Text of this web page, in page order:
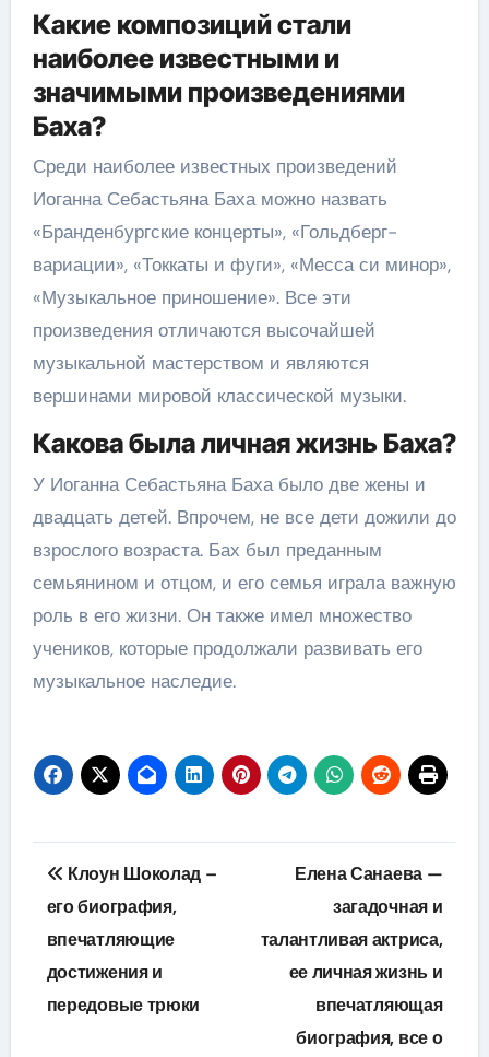
Какие композиций стали
наиболее известными и
значимыми произведениями
Баха?
Среди наиболее известных произведений
Иоганна Себастьяна Баха можно назвать
«Бранденбургские концерты», «Гольдберг-
вариации», «Токкаты и фуги», «Месса си минор»,
«Музыкальное приношение». Все эти
произведения отличаются высочайшей
музыкальной мастерством и являются
вершинами мировой классической музыки.
Какова была личная жизнь Баха?
У Иоганна Себастьяна Баха было две жены и
двадцать детей. Впрочем, не все дети дожили до
взрослого возраста. Бах был преданным
семьянином и отцом, и его семья играла важную
роль в его жизни. Он также имел множество
учеников, которые продолжали развивать его
музыкальное наследие.
Навигация
по
записям
Клоун Шоколад –
его биография,
впечатляющие
достижения и
передовые трюки
Елена Санаева —
загадочная и
талантливая актриса,
ее личная жизнь и
впечатляющая
биография, все о